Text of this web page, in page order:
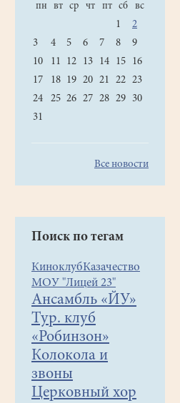
пн вт ср чт пт сб вс
1
2
3
4 5 6 7 8
9
10
11 12 13 14 15
16
17
18 19 20 21 22 23
24
25 26 27 28 29
30
31
Все новости
Поиск по тегам
КиноклубКазачество
МОУ "Лицей 23"
Ансамбль «ЙУ»
Тур. клуб
«Робинзон»
Колокола и
звоны
Церковный хор